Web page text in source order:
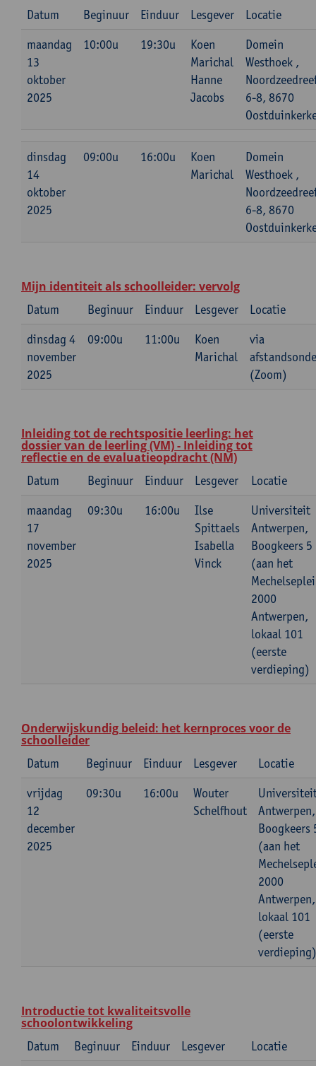
Datum Beginuur Einduur Lesgever
Locatie
maandag
13
oktober
2025
10:00u 19:30u
Koen
Marichal
Hanne
Jacobs
Domein
Westhoek ,
6-8, 8670
dinsdag
14
oktober
2025
09:00u 16:00u
Koen
Marichal
Domein
Westhoek ,
6-8, 8670
Mijn identiteit als schoolleider: vervolg
Datum Beginuur Einduur Lesgever
Locatie
dinsdag 4
november
2025
09:00u 11:00u
Koen
Marichal
via
(Zoom)
Inleiding tot de rechtspositie leerling: het
dossier van de leerling (VM) - Inleiding tot
reflectie en de evaluatieopdracht (NM)
Datum Beginuur Einduur Lesgever
Locatie
maandag
17
november
2025
09:30u 16:00u
Ilse
Spittaels
Isabella
Vinck
Universiteit
Antwerpen,
Boogkeers 5
(aan het
2000
Antwerpen,
lokaal 101
(eerste
verdieping)
Onderwijskundig beleid: het kernproces voor de
schoolleider
Datum Beginuur Einduur Lesgever
Locatie
vrijdag
12
december
2025
09:30u 16:00u
Wouter
Schelfhout
Antwerpen,
Boogkeers
(aan het
2000
Antwerpen,
lokaal 101
(eerste
verdieping)
Introductie tot kwaliteitsvolle
schoolontwikkeling
Datum Beginuur Einduur Lesgever Locatie